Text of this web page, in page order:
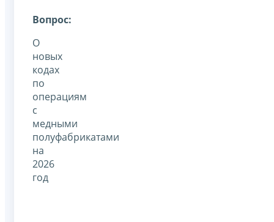
Вопрос:
О
новых
кодах
по
операциям
с
медными
полуфабрикатами
на
2026
год